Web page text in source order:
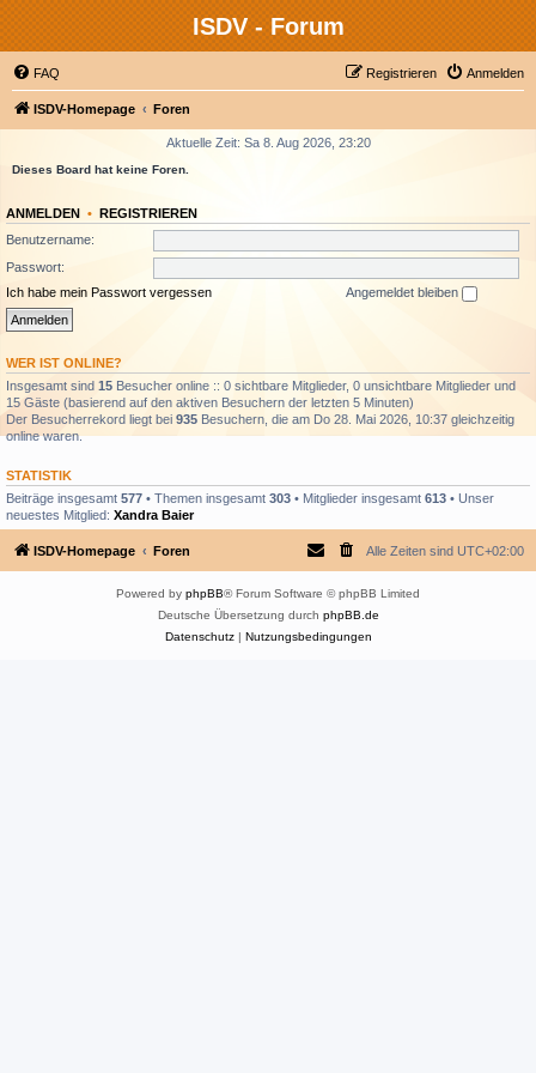
ISDV - Forum
FAQ Anmelden
Registrieren
ISDV-Homepage Foren
Aktuelle Zeit: Sa 8. Aug 2026, 23:20
Dieses Board hat keine Foren.
ANMELDEN • REGISTRIEREN
Benutzername:
Passwort:
Ich habe mein Passwort vergessen
Angemeldet bleiben
WER IST ONLINE?
Insgesamt sind 15 Besucher online :: 0 sichtbare Mitglieder, 0 unsichtbare Mitglieder und
15 Gäste (basierend auf den aktiven Besuchern der letzten 5 Minuten)
Der Besucherrekord liegt bei 935 Besuchern, die am Do 28. Mai 2026, 10:37 gleichzeitig
online waren.
STATISTIK
Beiträge insgesamt 577 • Themen insgesamt 303 • Mitglieder insgesamt 613 • Unser
neuestes Mitglied: Xandra Baier
ISDV-Homepage Foren Alle Zeiten sind UTC+02:00
Powered by phpBB® Forum Software © phpBB Limited
Deutsche Übersetzung durch phpBB.de
Datenschutz| Nutzungsbedingungen